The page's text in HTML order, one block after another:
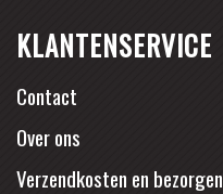
KLANTENSERVICE
Contact
Over ons
Verzendkosten en bezorgen